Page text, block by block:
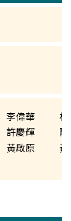
李偉華
許慶輝
黃啟原